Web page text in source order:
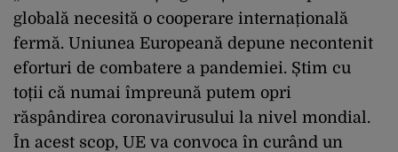
globală necesită o cooperare internațională
fermă. Uniunea Europeană depune necontenit
eforturi de combatere a pandemiei. Știm cu
toții că numai împreună putem opri
răspândirea coronavirusului la nivel mondial.
În acest scop, UE va convoca în curând un